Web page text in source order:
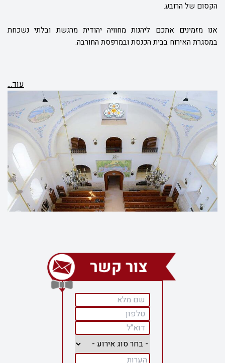
הקסום של הרובע.
אנו מזמינים אתכם ליהנות מחוויה יהודית מרגשת ובלתי נשכחת
במסגרת האירוח בבית הכנסת ובמרפסת החורבה.
עוֹד...